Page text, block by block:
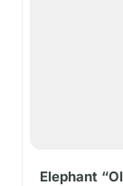
Elephant